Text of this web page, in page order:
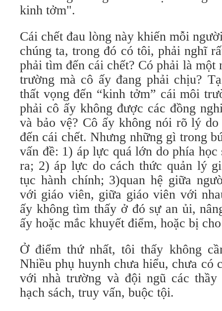
kinh tởm".
Cái chết đau lòng này khiến mỗi
chúng ta, trong đó có tôi, phải nghĩ
phải tìm đến cái chết? Có phải là
trường mà cô ấy đang phải chịu?
thất vọng đến “kinh tởm” cái môi
phải cô ấy không được các đồng
và bảo vệ? Cô ấy không nói rõ lý
đến cái chết. Nhưng những gì trong
vấn đề: 1) áp lực quá lớn do phía học
ra; 2) áp lực do cách thức quản lý
tục hành chính; 3)quan hệ giữa
với giáo viên, giữa giáo viên với
ấy không tìm thấy ở đó sự an ủi,
ấy hoặc mắc khuyết điểm, hoặc bị
Ở điểm thứ nhất, tôi thấy không
Nhiều phụ huynh chưa hiểu, chưa có
với nhà trường và đội ngũ các
hạch sách, truy vấn, buộc tội.